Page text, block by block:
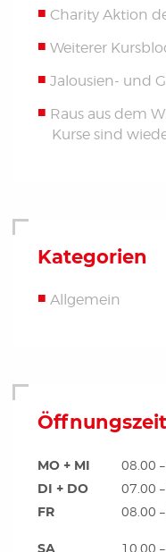
Charity Aktion
Weiterer
Jalousien- und
Raus aus dem
Kurse sind
Kategorien
Allgemein
MO + MI 08.00
DI + DO 07.00
FR 08.00
SA 10.00